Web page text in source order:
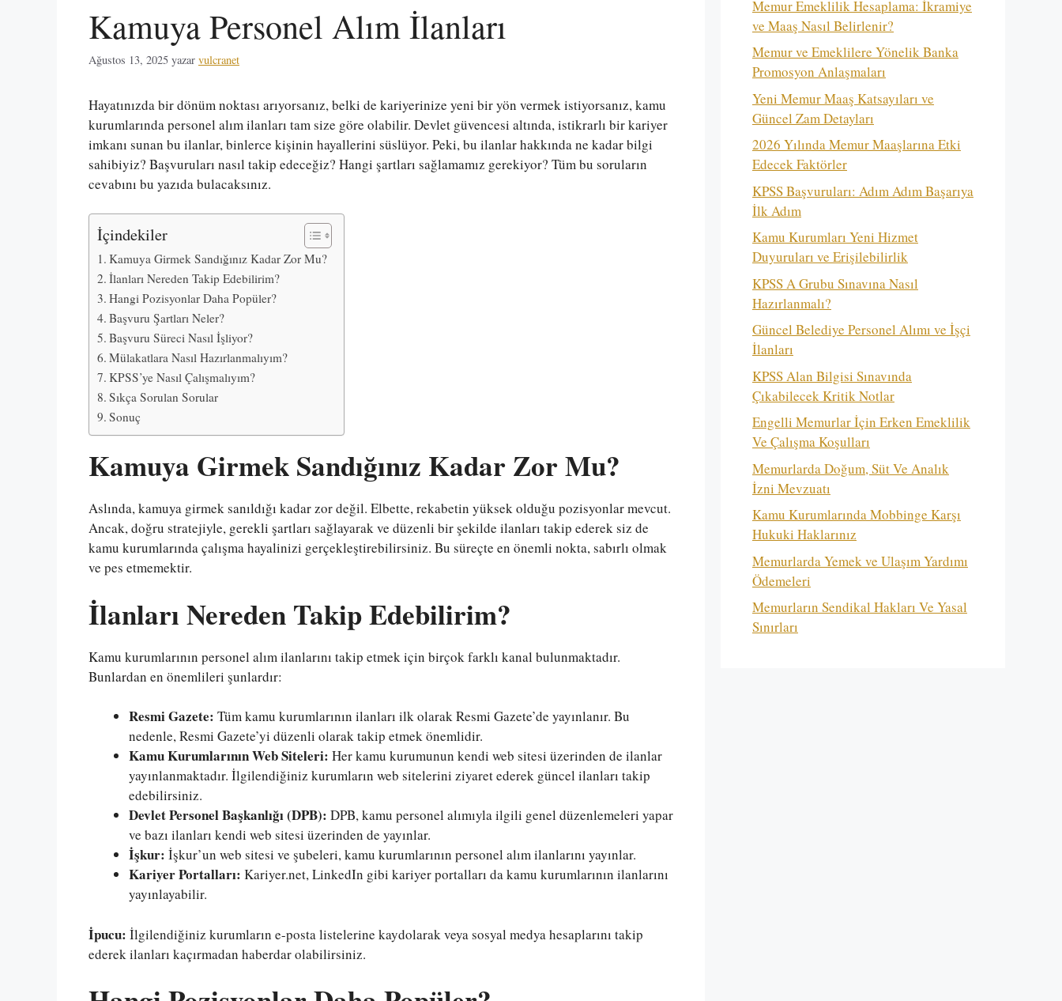
Kamuya Personel Alım İlanları
Ağustos 13, 2025 yazar vulcranet
Hayatınızda bir dönüm noktası arıyorsanız, belki de kariyerinize yeni bir yön vermek istiyorsanız, kamu
kurumlarında personel alım ilanları tam size göre olabilir. Devlet güvencesi altında, istikrarlı bir kariyer
imkanı sunan bu ilanlar, binlerce kişinin hayallerini süslüyor. Peki, bu ilanlar hakkında ne kadar bilgi
sahibiyiz? Başvuruları nasıl takip edeceğiz? Hangi şartları sağlamamız gerekiyor? Tüm bu soruların
cevabını bu yazıda bulacaksınız.
İçindekiler
Kamuya Girmek Sandığınız Kadar Zor Mu?
İlanları Nereden Takip Edebilirim?
Hangi Pozisyonlar Daha Popüler?
Başvuru Şartları Neler?
Başvuru Süreci Nasıl İşliyor?
Mülakatlara Nasıl Hazırlanmalıyım?
KPSS’ye Nasıl Çalışmalıyım?
Sıkça Sorulan Sorular
Sonuç
Kamuya Girmek Sandığınız Kadar Zor Mu?
Aslında, kamuya girmek sanıldığı kadar zor değil. Elbette, rekabetin yüksek olduğu pozisyonlar mevcut.
Ancak, doğru stratejiyle, gerekli şartları sağlayarak ve düzenli bir şekilde ilanları takip ederek siz de
kamu kurumlarında çalışma hayalinizi gerçekleştirebilirsiniz. Bu süreçte en önemli nokta, sabırlı olmak
ve pes etmemektir.
İlanları Nereden Takip Edebilirim?
Kamu kurumlarının personel alım ilanlarını takip etmek için birçok farklı kanal bulunmaktadır.
Bunlardan en önemlileri şunlardır:
Resmi Gazete: Tüm kamu kurumlarının ilanları ilk olarak Resmi Gazete’de yayınlanır. Bu
nedenle, Resmi Gazete’yi düzenli olarak takip etmek önemlidir.
Kamu Kurumlarının Web Siteleri: Her kamu kurumunun kendi web sitesi üzerinden de ilanlar
yayınlanmaktadır. İlgilendiğiniz kurumların web sitelerini ziyaret ederek güncel ilanları takip
edebilirsiniz.
Devlet Personel Başkanlığı (DPB): DPB, kamu personel alımıyla ilgili genel düzenlemeleri yapar
ve bazı ilanları kendi web sitesi üzerinden de yayınlar.
İşkur: İşkur’un web sitesi ve şubeleri, kamu kurumlarının personel alım ilanlarını yayınlar.
Kariyer Portalları: Kariyer.net, LinkedIn gibi kariyer portalları da kamu kurumlarının ilanlarını
yayınlayabilir.
İpucu: İlgilendiğiniz kurumların e-posta listelerine kaydolarak veya sosyal medya hesaplarını takip
ederek ilanları kaçırmadan haberdar olabilirsiniz.
Memur Emeklilik Hesaplama: İkramiye
ve Maaş Nasıl Belirlenir?
Memur ve Emeklilere Yönelik Banka
Promosyon Anlaşmaları
Yeni Memur Maaş Katsayıları ve
Güncel Zam Detayları
2026 Yılında Memur Maaşlarına Etki
Edecek Faktörler
KPSS Başvuruları: Adım Adım Başarıya
İlk Adım
Kamu Kurumları Yeni Hizmet
Duyuruları ve Erişilebilirlik
KPSS A Grubu Sınavına Nasıl
Hazırlanmalı?
Güncel Belediye Personel Alımı ve İşçi
İlanları
KPSS Alan Bilgisi Sınavında
Çıkabilecek Kritik Notlar
Engelli Memurlar İçin Erken Emeklilik
Ve Çalışma Koşulları
Memurlarda Doğum, Süt Ve Analık
İzni Mevzuatı
Kamu Kurumlarında Mobbinge Karşı
Hukuki Haklarınız
Memurlarda Yemek ve Ulaşım Yardımı
Ödemeleri
Memurların Sendikal Hakları Ve Yasal
Sınırları